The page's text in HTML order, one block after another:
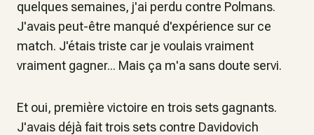
quelques semaines, j'ai perdu contre Polmans.
J'avais peut-être manqué d'expérience sur ce
match. J'étais triste car je voulais vraiment
vraiment gagner... Mais ça m'a sans doute servi.
Et oui, première victoire en trois sets gagnants.
J'avais déjà fait trois sets contre Davidovich